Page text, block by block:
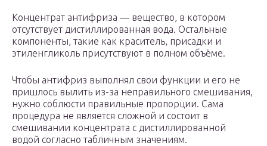
Концентрат антифриза — вещество, в котором
отсутствует дистиллированная вода. Остальные
компоненты, такие как краситель, присадки и
этиленгликоль присутствуют в полном объёме.
Чтобы антифриз выполнял свои функции и его не
пришлось вылить из-за неправильного смешивания,
нужно соблюсти правильные пропорции. Сама
процедура не является сложной и состоит в
смешивании концентрата с дистиллированной
водой согласно табличным значениям.